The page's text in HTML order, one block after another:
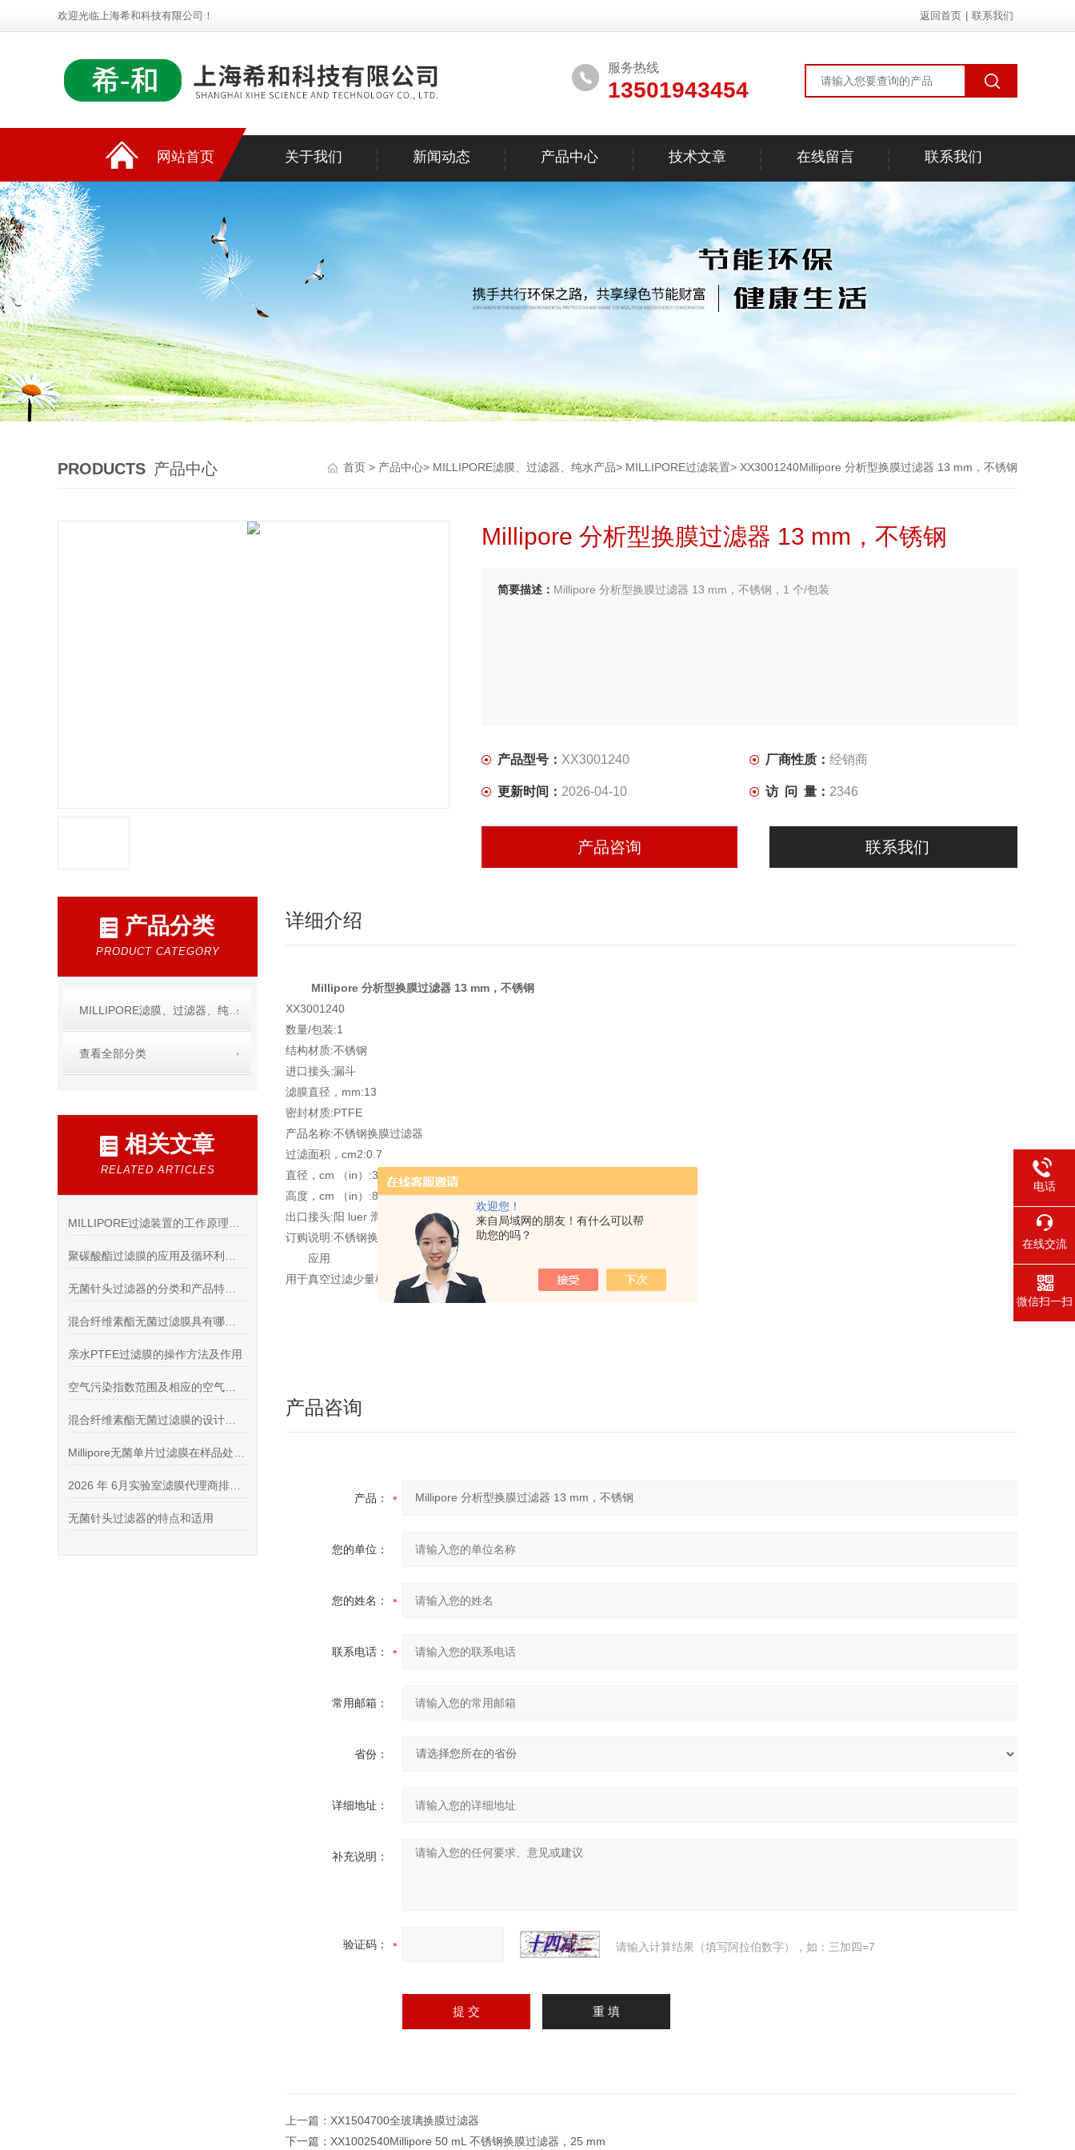
欢迎您！
来自局域网的朋友！有什么可以帮
助您的吗？
欢迎光临上海希和科技有限公司！ 返回首页 联系我们
服务热线
13501943454
网站首页 关于我们 新闻动态 产品中心 技术文章 在线留言 联系我们
PRODUCTS 产品中心 首页 > 产品中心> MILLIPORE滤膜、过滤器、纯水产品> MILLIPORE过滤装置> XX3001240Millipore 分析型换膜过滤器 13 mm，不锈钢
Millipore 分析型换膜过滤器 13 mm，不锈钢
简要描述： Millipore 分析型换膜过滤器 13 mm，不锈钢，1 个/包装
产品型号： XX3001240 厂商性质： 经销商
更新时间： 2026-04-10 访 问 量： 2346
产品咨询 联系我们
产品分类
PRODUCT CATEGORY
MILLIPORE滤膜、过滤器、纯水产品
查看全部分类
相关文章
RELATED ARTICLES
亲水PTFE过滤膜的操作方法及作用
无菌针头过滤器的特点和适用
详细介绍
Millipore 分析型换膜过滤器 13 mm，不锈钢
XX3001240
数量/包装:1
结构材质:不锈钢
进口接头:漏斗
滤膜直径，mm:13
密封材质:PTFE
产品名称:不锈钢换膜过滤器
过滤面积，cm2:0.7
直径，cm （in）:3.8
高度，cm （in）:8.9
出口接头:阳 luer 滑动接头
订购说明:不锈钢换膜过滤器 13mm 1 个/包装
应用
用于真空过滤少量样品，精确的进行颗粒污染物分析。
产品咨询
产品：
您的单位：
您的姓名：
联系电话：
常用邮箱：
省份：
详细地址：
补充说明：
验证码： 请输入计算结果（填写阿拉伯数字），如：三加四=7
上一篇： XX1504700全玻璃换膜过滤器
下一篇： XX1002540Millipore 50 mL 不锈钢换膜过滤器，25 mm
电话
在线交流
微信扫一扫